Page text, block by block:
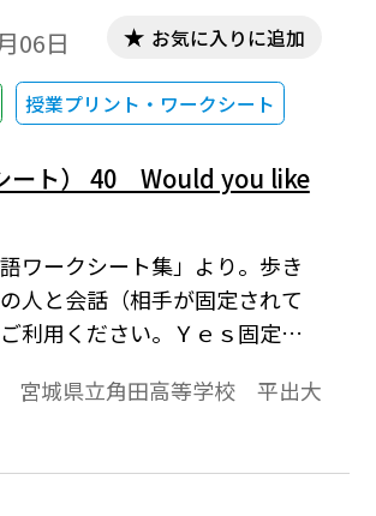
06日
授業プリント・ワークシート
お気に入りに追加
ート） 40 Would you like
語ワークシート集」より。歩き
人と会話（相手が固定されて
利用ください。Ｙｅｓ固定ビ
す。）に質問をし，相手がＹｅｓ
の小さな四角枠に，Ｙｅｓで
宮城県立角田高等学校 平出大